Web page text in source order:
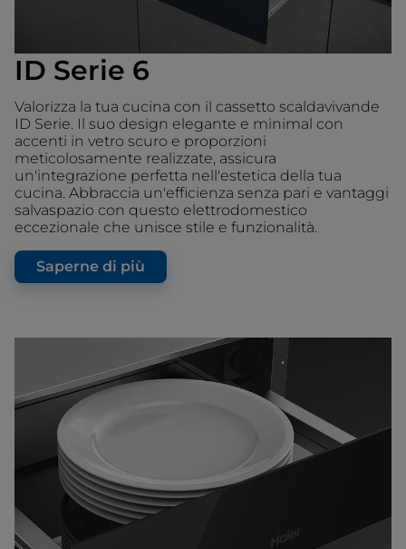
ID Serie 6
Valorizza la tua cucina con il cassetto scaldavivande
ID Serie. Il suo design elegante e minimal con
accenti in vetro scuro e proporzioni
meticolosamente realizzate, assicura
un'integrazione perfetta nell'estetica della tua
cucina. Abbraccia un'efficienza senza pari e vantaggi
salvaspazio con questo elettrodomestico
eccezionale che unisce stile e funzionalità.
Saperne di più